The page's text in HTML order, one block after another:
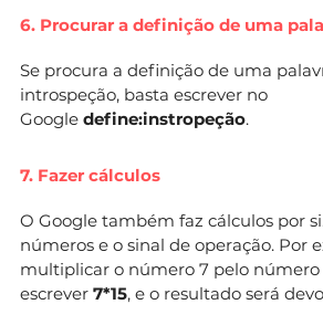
6. Procurar a definição de uma
Se procura a definição de uma
introspeção, basta escrever no
Google define:instropeção.
7. Fazer cálculos
O Google também faz cálculos por
números e o sinal de operação. Por
multiplicar o número 7 pelo número
escrever 7*15, e o resultado será